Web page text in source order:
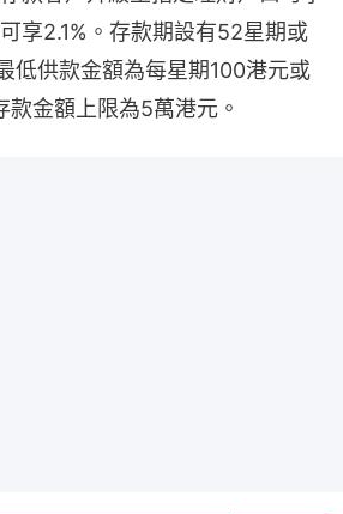
享2.1%。存款期設有52星期或
低供款金額為每星期100港元或
金額上限為5萬港元。